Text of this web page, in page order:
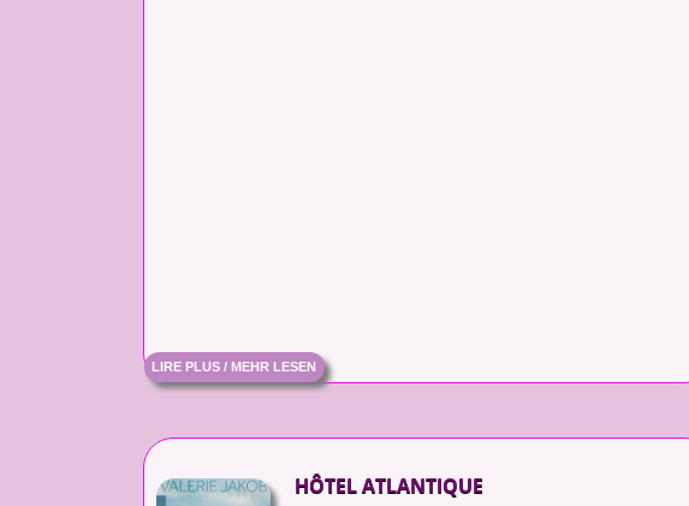
LIRE PLUS / MEHR LESEN
HÔTEL ATLANTIQUE